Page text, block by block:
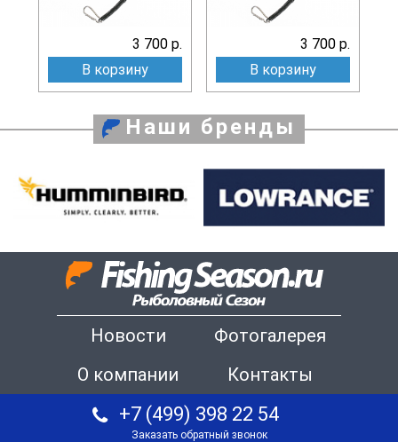
3 700 р.
В корзину
3 700 р.
В корзину
Наши бренды
Новости
Фотогалерея
О компании
Контакты
+7 (499) 398 22 54
Заказать обратный звонок